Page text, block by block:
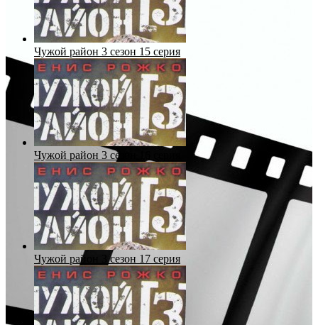
Чужой район 3 сезон 15 серия
Чужой район 3 сезон 16 серия
Чужой район 3 сезон 17 серия